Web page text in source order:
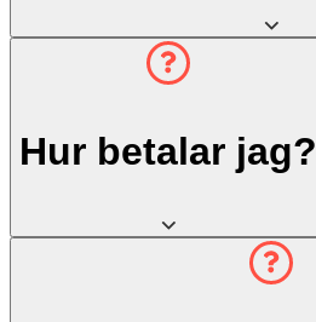
Hur betalar jag?